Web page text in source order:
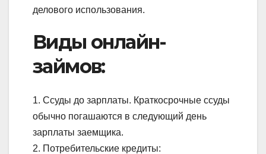
делового использования.
Виды онлайн-
займов:
1. Ссуды до зарплаты. Краткосрочные ссуды
обычно погашаются в следующий день
зарплаты заемщика.
2. Потребительские кредиты: